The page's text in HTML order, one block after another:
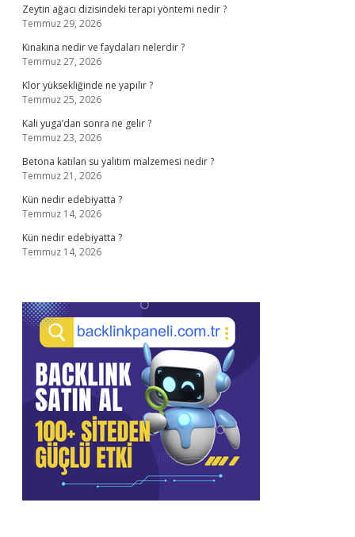
Zeytin ağacı dizisindeki terapi yöntemi nedir ?
Temmuz 29, 2026
Kınakına nedir ve faydaları nelerdir ?
Temmuz 27, 2026
Klor yüksekliğinde ne yapılır ?
Temmuz 25, 2026
Kali yuga’dan sonra ne gelir ?
Temmuz 23, 2026
Betona katılan su yalıtım malzemesi nedir ?
Temmuz 21, 2026
Kün nedir edebiyatta ?
Temmuz 14, 2026
Kün nedir edebiyatta ?
Temmuz 14, 2026